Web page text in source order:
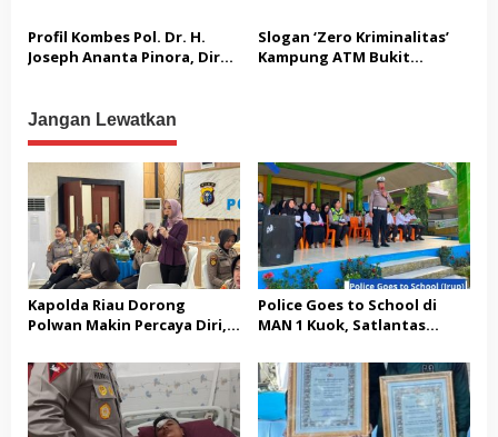
Tak Kenal Lelah
Profil Kombes Pol. Dr. H.
Joseph Ananta Pinora, Dir
Terorisme Berpengalaman
Slogan ‘Zero Kriminalitas’
Kampung ATM Bukit
Jangan Lewatkan
Kapolda Riau Dorong
Polwan Makin Percaya Diri,
Public Speaking
Police Goes to School di
MAN 1 Kuok, Satlantas
Keselamatan Berlalu Lintas
dan Bagikan Helm SNI